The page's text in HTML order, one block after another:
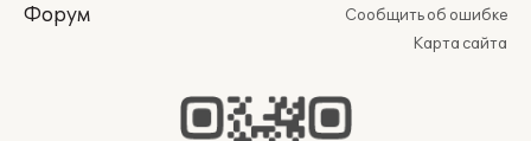
Форум
Сообщить об ошибке
Карта сайта